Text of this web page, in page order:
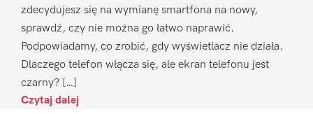
zdecydujesz się na wymianę smartfona na nowy,
sprawdź, czy nie można go łatwo naprawić.
Podpowiadamy, co zrobić, gdy wyświetlacz nie działa.
Dlaczego telefon włącza się, ale ekran telefonu jest
czarny? […]
Czytaj dalej